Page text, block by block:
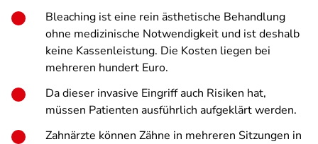
Bleaching ist eine rein ästhetische Behandlung
ohne medizinische Notwendigkeit und ist deshalb
keine Kassenleistung. Die Kosten liegen bei
mehreren hundert Euro.
Da dieser invasive Eingriff auch Risiken hat,
müssen Patienten ausführlich aufgeklärt werden.
Zahnärzte können Zähne in mehreren Sitzungen in